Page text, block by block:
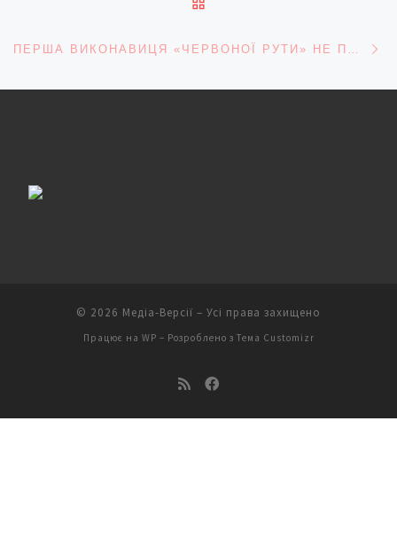
© 2026 Медіа-Версії – Усі права захищено
Працює на WP – Розроблено з Тема Customizr